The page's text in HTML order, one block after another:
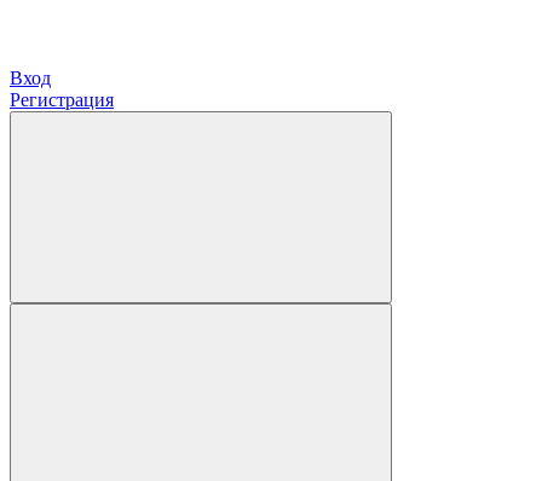
Вход
Регистрация